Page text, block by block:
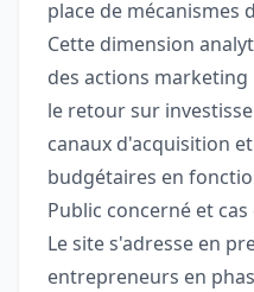
place de mécanismes
Cette dimension
des actions
le retour sur
canaux d'acquisition
budgétaires en
Public concerné et
Le site s'adresse en
entrepreneurs en